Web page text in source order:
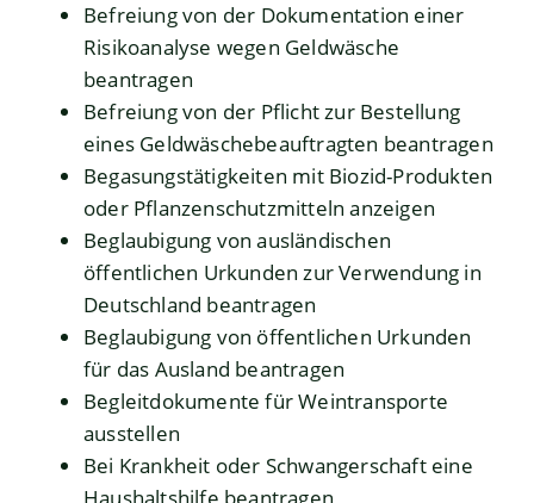
Befreiung von der Dokumentation einer
Risikoanalyse wegen Geldwäsche
beantragen
Befreiung von der Pflicht zur Bestellung
eines Geldwäschebeauftragten beantragen
Begasungstätigkeiten mit Biozid-Produkten
oder Pflanzenschutzmitteln anzeigen
Beglaubigung von ausländischen
öffentlichen Urkunden zur Verwendung in
Deutschland beantragen
Beglaubigung von öffentlichen Urkunden
für das Ausland beantragen
Begleitdokumente für Weintransporte
ausstellen
Bei Krankheit oder Schwangerschaft eine